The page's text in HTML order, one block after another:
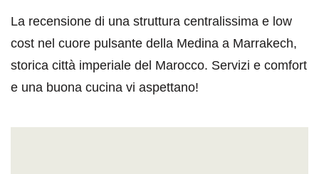
La recensione di una struttura centralissima e low
cost nel cuore pulsante della Medina a Marrakech,
storica città imperiale del Marocco. Servizi e comfort
e una buona cucina vi aspettano!